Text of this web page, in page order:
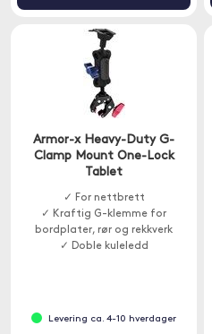
Armor-x Heavy-Duty G-
Clamp Mount One-Lock
Tablet
✓ For nettbrett
✓ Kraftig G-klemme for
bordplater, rør og rekkverk
✓ Doble kuleledd
Levering ca. 4-10 hverdager